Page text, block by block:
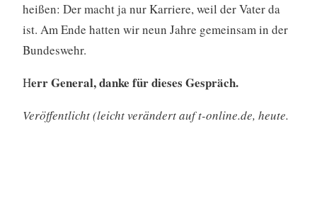
heißen: Der macht ja nur Karriere, weil der Vater da
ist. Am Ende hatten wir neun Jahre gemeinsam in der
Bundeswehr.
Herr General, danke für dieses Gespräch.
Veröffentlicht (leicht verändert auf t-online.de, heute.